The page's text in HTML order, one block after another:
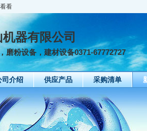
看
器有限公司
磨粉设备，建材设备0371-67772727
司介绍 供应产品 采购清单